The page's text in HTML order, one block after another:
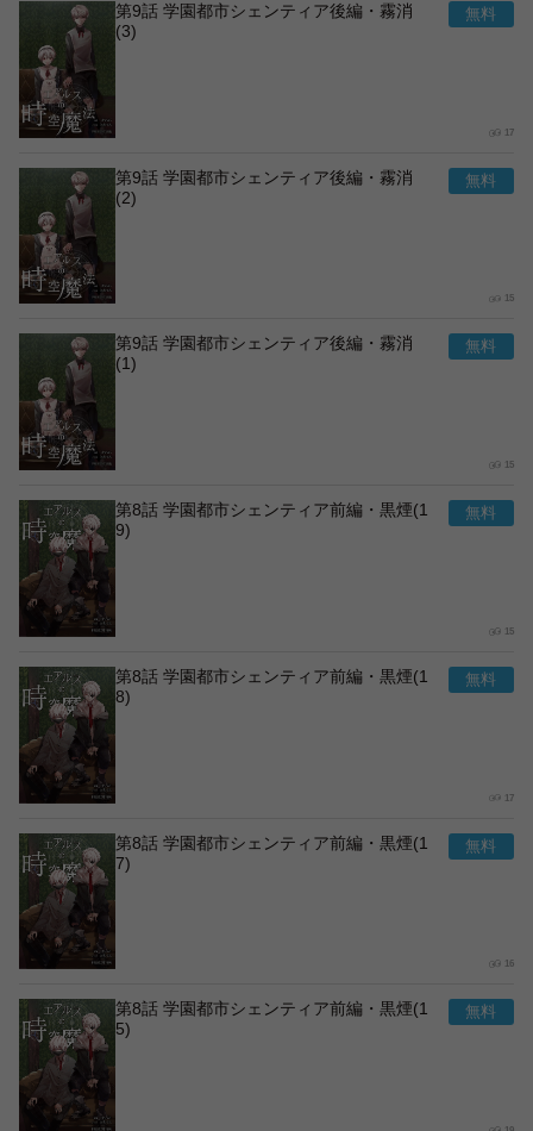
第9話 学園都市シェンティア後編・霧消
(3)
17
第9話 学園都市シェンティア後編・霧消
(2)
15
第9話 学園都市シェンティア後編・霧消
(1)
15
第8話 学園都市シェンティア前編・黒煙(1
9)
15
第8話 学園都市シェンティア前編・黒煙(1
8)
17
第8話 学園都市シェンティア前編・黒煙(1
7)
16
第8話 学園都市シェンティア前編・黒煙(1
5)